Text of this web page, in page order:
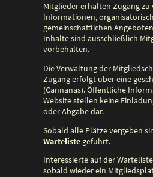
Mitglieder erhalten Zugang
Informationen,
gemeinschaftlichen
Inhalte sind ausschließlich
vorbehalten.
Die Verwaltung der
Zugang erfolgt über eine
(Cannanas). Öffentliche
Website stellen keine
oder Abgabe dar.
Sobald alle Plätze vergeben
Warteliste geführt.
Interessierte auf der
sobald wieder ein